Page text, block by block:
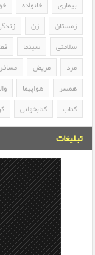
بیماری
خانواده
زمستان
زن
سلامتی
سینما
مرد
مریض
همسر
هواپیما
کتاب
کتابخوانی
تبلیغات